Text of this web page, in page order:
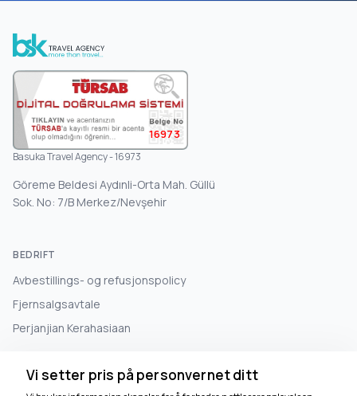
16973
Basuka Travel Agency - 16973
Göreme Beldesi Aydınli-Orta Mah. Güllü
Sok. No: 7/B Merkez/Nevşehir
BEDRIFT
Avbestillings- og refusjonspolicy
Fjernsalgsavtale
Perjanjian Kerahasiaan
INFORMASJON
Vi setter pris på personvernet ditt